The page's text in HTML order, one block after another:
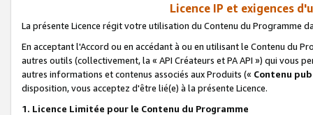
Licence IP et exigences
La présente Licence régit votre utilisation du Contenu du Programme
En acceptant l'Accord ou en accédant à ou en utilisant le Contenu du
autres outils (collectivement, la « API Créateurs et PA API ») qui vous
autres informations et contenus associés aux Produits (« Contenu
disposition, vous acceptez d'être lié(e) à la présente Licence.
1. Licence Limitée pour le Contenu du Programme